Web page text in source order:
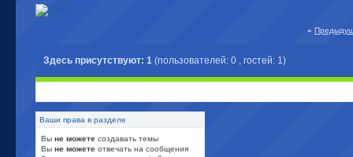
«
Здесь присутствуют: 1 (пользователей: 0 , гостей: 1)
Ваши права в разделе
Вы не можете создавать темы
Вы не можете отвечать на сообщения